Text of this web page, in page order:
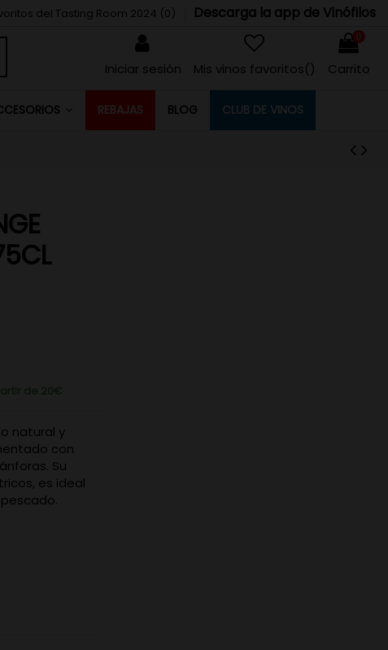
del Tasting Room 2024 (0) Descarga la app de Vinófilos
Iniciar sesión Mis vinos favoritos() Carrito
REBAJAS BLOG CLUB DE VINOS
natural y
con
Su
es ideal